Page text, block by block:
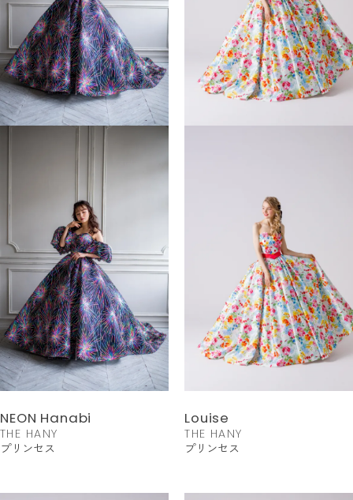
NEON Hanabi
THE HANY
プリンセス
Louise
THE HANY
プリンセス